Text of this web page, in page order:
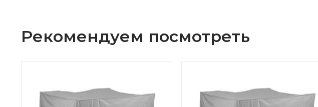
Рекомендуем посмотреть